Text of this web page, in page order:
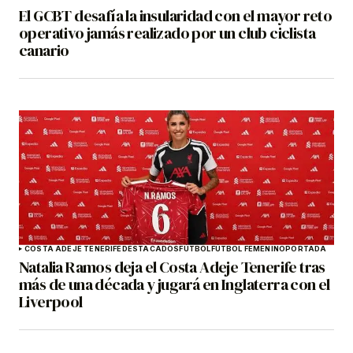
El GCBT desafía la insularidad con el mayor reto
operativo jamás realizado por un club ciclista
canario
COSTA ADEJE TENERIFEDESTACADOSFÚTBOLFÚTBOL FEMENINOPORTADA
Natalia Ramos deja el Costa Adeje Tenerife tras
más de una década y jugará en Inglaterra con el
Liverpool